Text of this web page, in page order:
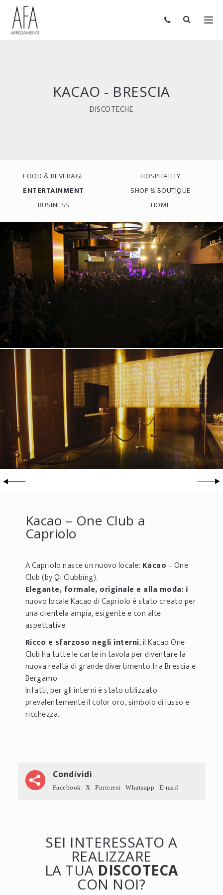
KACAO - BRESCIA
DISCOTECHE
FOOD & BEVERAGE
HOSPITALITY
ENTERTAINMENT
SHOP & BOUTIQUE
BUSINESS
HOME
Kacao – One Club a
Capriolo
A Capriolo nasce un nuovo locale: Kacao– One
Club (by Qi Clubbing).
Elegante, formale, originale e alla moda:il
nuovo locale Kacao di Capriolo è stato creato per
una clientela ampia, esigente e con alte
aspettative.
Ricco e sfarzoso negli interni, il Kacao One
Club ha tutte le carte in tavola per diventare la
nuova realtà di grande divertimento fra Brescia e
Bergamo.
Infatti, per gli interni è stato utilizzato
prevalentemente il color oro, simbolo di lusso e
ricchezza.
Condividi
Facebook X Pinterest Whatsapp E-mail
SEI INTERESSATO A
REALIZZARE
LA TUA DISCOTECA
CON NOI?